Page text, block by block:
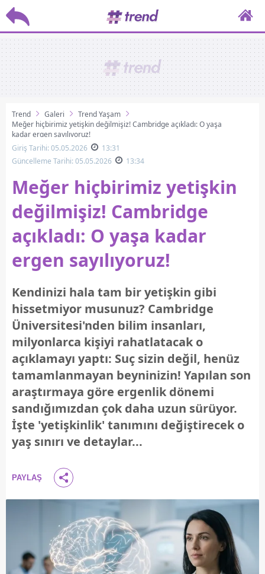
Trend Galeri
Trend Yaşam
Meğer hiçbirimiz yetişkin değilmişiz! Cambridge açıkladı: O yaşa
kadar ergen sayılıyoruz!
Giriş Tarihi: 05.05.2026
13:31
Güncelleme Tarihi: 05.05.2026
13:34
Meğer hiçbirimiz yetişkin
değilmişiz! Cambridge
açıkladı: O yaşa kadar
ergen sayılıyoruz!
Kendinizi hala tam bir yetişkin gibi
hissetmiyor musunuz? Cambridge
Üniversitesi'nden bilim insanları,
milyonlarca kişiyi rahatlatacak o
açıklamayı yaptı: Suç sizin değil, henüz
tamamlanmayan beyninizin! Yapılan son
araştırmaya göre ergenlik dönemi
sandığımızdan çok daha uzun sürüyor.
İşte 'yetişkinlik' tanımını değiştirecek o
yaş sınırı ve detaylar...
PAYLAŞ